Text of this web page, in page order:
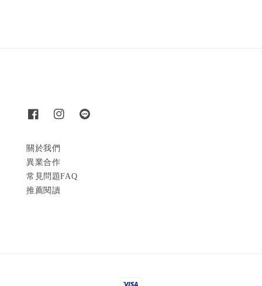
關於我們
異業合作
常見問題FAQ
推薦閱讀